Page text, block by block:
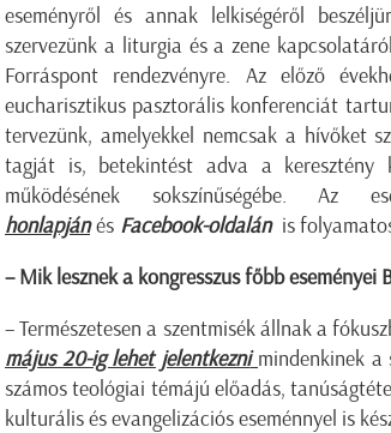
eseményről és annak lelkiségéről
szervezünk a liturgia és a zene
Forráspont rendezvényre. Az előző
eucharisztikus pasztorális konferenciát
tervezünk, amelyekkel nemcsak a hívőket
tagját is, betekintést adva a keresztény
működésének sokszínűségébe. Az
honlapjánés Facebook-oldalánis
– Mik lesznek a kongresszus főbb eseményei
– Természetesen a szentmisék állnak a
május 20-ig lehet jelentkezni mindenkinek a
számos teológiai témájú előadás,
kulturális és evangelizációs eseménnyel is